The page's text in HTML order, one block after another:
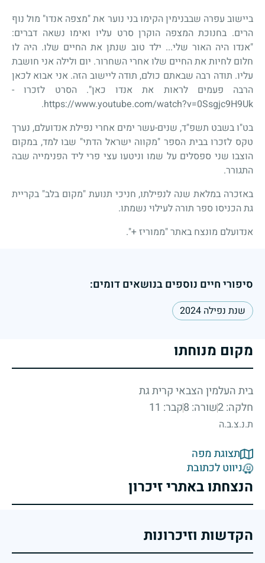
ביישוב עפרה שבבנימין הקימו בני נוער את "מצפה אנדו" מול נוף
הרים. בחנוכת המצפה הוקרן סרט עליו ואימו נשאה דברים:
"אנדו היה האור שלי... ילד טוב שנתן את החיים שלו. היה לו
חלום לחיות את החיים שלו אחרי השחרור. יום ולילה אני חושבת
עליו. תודה רבה שבאתם כולם, תודה ליישוב הזה. אני אבוא לכאן
הרבה פעמים לראות את אנדו כאן". הסרט לזכרו -
https://www.youtube.com/watch?v=0Ssgjc9H9Uk
.
בט"ו בשבט תשפ"ד, שנים-עשר ימים אחרי נפילת אנדועלם, נערך
טקס לזכרו בבית הספר "מקווה ישראל הדתי" שבו למד, במקום
הוצבו שני ספסלים על שמו וניטעו עצי פרי ליד הפנימייה שבה
התגורר.
באזכרה במלאת שנה לנפילתו, חניכי תנועת "מקום בלב" בקריית
גת הכניסו ספר תורה לעילוי נשמתו.
אנדועלם מונצח באתר "ממוריז +".
סיפורי חיים נוספים בנושאים דומים:
שנת נפילה 2024
מקום מנוחתו
בית העלמין הצבאי קרית גת
חלקה: 2
שורה: 8 קבר: 11
ת.נ.צ.ב.ה
תצוגת מפה
ניווט לכתובת
הנצחתו באתרי זיכרון
הקדשות וזיכרונות